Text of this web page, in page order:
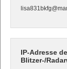
IP-Adresse
Blitzer-/